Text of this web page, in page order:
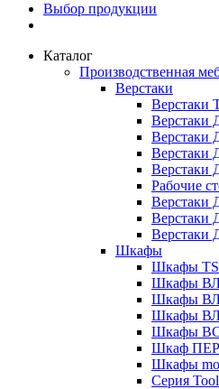
Выбор продукции
Каталог
Производственная
Верстаки
Верстаки
Верстаки
Верстаки
Верстаки
Рабочие
Верстаки
Верстаки
Верстаки
Шкафы
Шкафы TS
Шкафы
Шкафы
Шкафы
Шкафы
Шкаф
Шкафы
Серия